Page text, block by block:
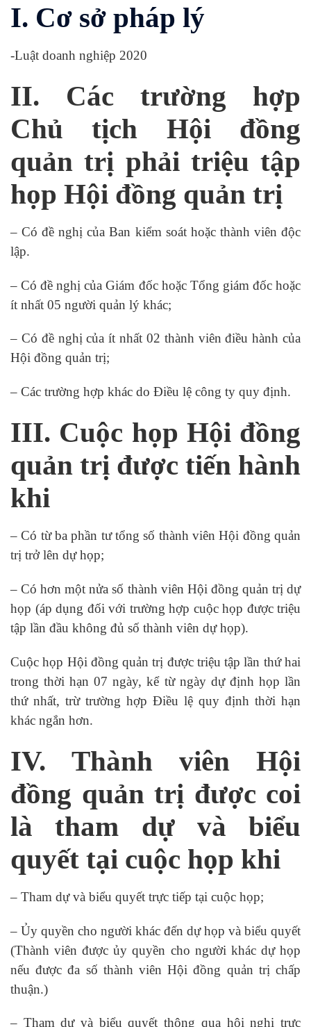
I. Cơ sở pháp lý
-Luật doanh nghiệp 2020
II. Các trường hợp
Chủ tịch Hội đồng
quản trị phải triệu tập
họp Hội đồng quản trị
– Có đề nghị của Ban kiểm soát hoặc thành viên độc
lập.
– Có đề nghị của Giám đốc hoặc Tổng giám đốc hoặc
ít nhất 05 người quản lý khác;
– Có đề nghị của ít nhất 02 thành viên điều hành của
Hội đồng quản trị;
– Các trường hợp khác do Điều lệ công ty quy định.
III. Cuộc họp Hội đồng
quản trị được tiến hành
khi
– Có từ ba phần tư tổng số thành viên Hội đồng quản
trị trở lên dự họp;
– Có hơn một nửa số thành viên Hội đồng quản trị dự
họp (áp dụng đối với trường hợp cuộc họp được triệu
tập lần đầu không đủ số thành viên dự họp).
Cuộc họp Hội đồng quản trị được triệu tập lần thứ hai
trong thời hạn 07 ngày, kể từ ngày dự định họp lần
thứ nhất, trừ trường hợp Điều lệ quy định thời hạn
khác ngắn hơn.
IV. Thành viên Hội
đồng quản trị được coi
là tham dự và biểu
quyết tại cuộc họp khi
– Tham dự và biểu quyết trực tiếp tại cuộc họp;
– Ủy quyền cho người khác đến dự họp và biểu quyết
(Thành viên được ủy quyền cho người khác dự họp
nếu được đa số thành viên Hội đồng quản trị chấp
thuận.)
– Tham dự và biểu quyết thông qua hội nghị trực